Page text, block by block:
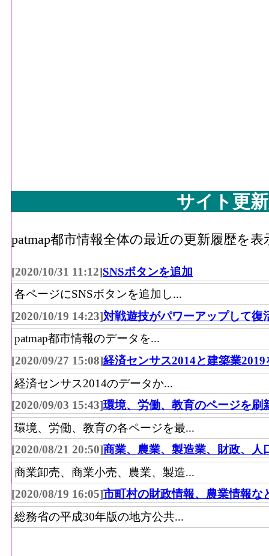
サイト更
patmap都市情報全体の最近の更新履歴を表
[2020/10/31 11:12]SNSボタンを追加
各ページにSNSボタンを追加し...
[2020/10/19 14:23]対戦遊技がパワーアップして復
patmap都市情報のデータを...
[2020/09/27 15:08]経済センサス2014と建築業2019
経済センサス2014のデータか...
[2020/09/03 15:43]環境、労働、教育のページを刷
環境、労働、教育の各ページを最...
[2020/08/21 20:50]商業、農業、製造業、財政、人
商業卸売、商業小売、農業、製造...
[2020/08/19 16:05]市町村の財政情報、農業情報な
総務省の平成30年版の地方公共...